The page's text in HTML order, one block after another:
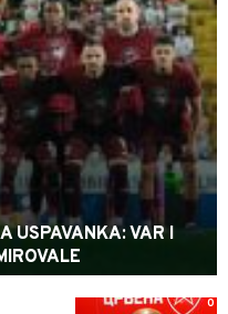
USPAVANKA: VAR I
0